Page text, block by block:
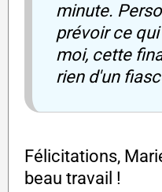
minute.
prévoir ce
moi, cette
rien d'un
Félicitations,
beau travail !